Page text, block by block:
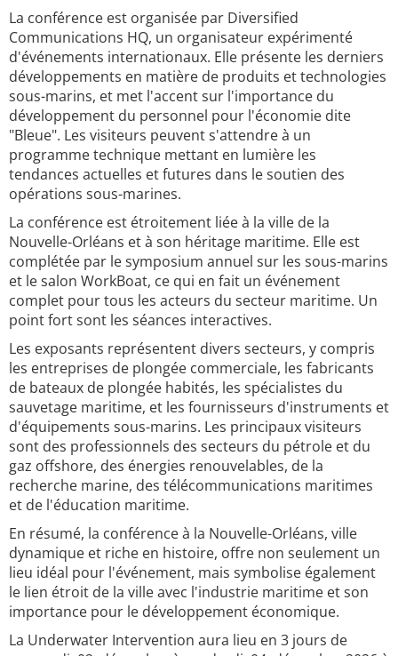
La conférence est organisée par Diversified
Communications HQ, un organisateur expérimenté
d'événements internationaux. Elle présente les derniers
développements en matière de produits et technologies
sous-marins, et met l'accent sur l'importance du
développement du personnel pour l'économie dite
"Bleue". Les visiteurs peuvent s'attendre à un
programme technique mettant en lumière les
tendances actuelles et futures dans le soutien des
opérations sous-marines.
La conférence est étroitement liée à la ville de la
Nouvelle-Orléans et à son héritage maritime. Elle est
complétée par le symposium annuel sur les sous-marins
et le salon WorkBoat, ce qui en fait un événement
complet pour tous les acteurs du secteur maritime. Un
point fort sont les séances interactives.
Les exposants représentent divers secteurs, y compris
les entreprises de plongée commerciale, les fabricants
de bateaux de plongée habités, les spécialistes du
sauvetage maritime, et les fournisseurs d'instruments et
d'équipements sous-marins. Les principaux visiteurs
sont des professionnels des secteurs du pétrole et du
gaz offshore, des énergies renouvelables, de la
recherche marine, des télécommunications maritimes
et de l'éducation maritime.
En résumé, la conférence à la Nouvelle-Orléans, ville
dynamique et riche en histoire, offre non seulement un
lieu idéal pour l'événement, mais symbolise également
le lien étroit de la ville avec l'industrie maritime et son
importance pour le développement économique.
La Underwater Intervention aura lieu en 3 jours de